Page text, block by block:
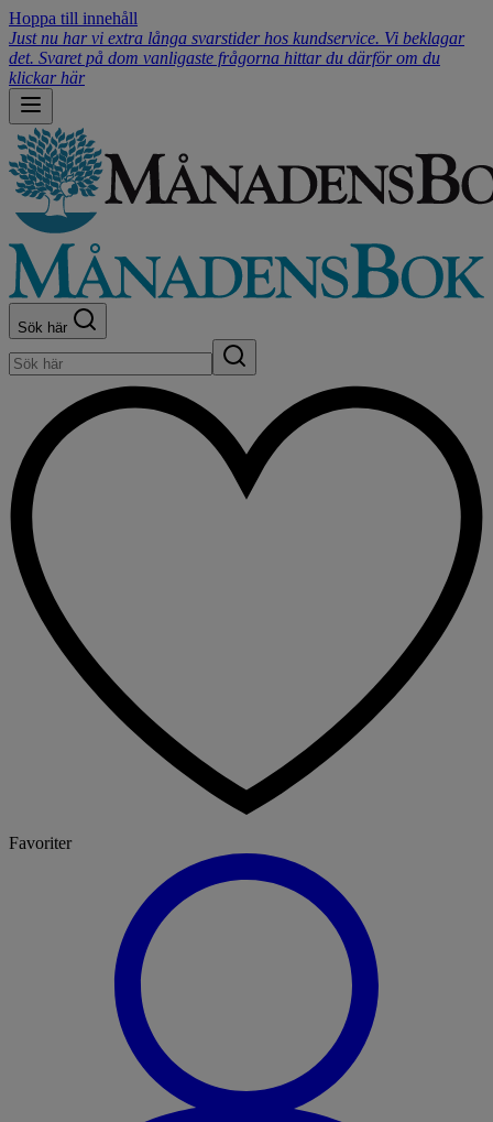
Hoppa till innehåll
Just nu har vi extra långa svarstider hos kundservice. Vi beklagar
det. Svaret på dom vanligaste frågorna hittar du därför om du
klickar här
Sök här
Favoriter